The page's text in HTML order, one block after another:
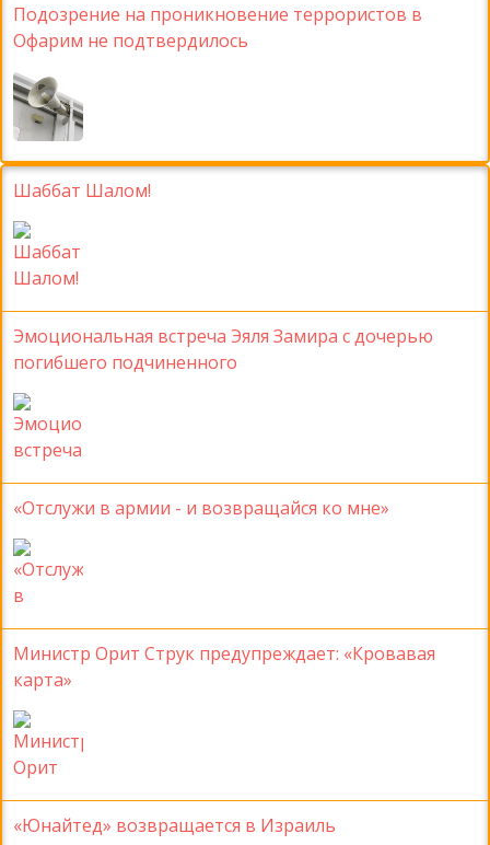
Подозрение на проникновение террористов в
Офарим не подтвердилось
Шаббат Шалом!
Эмоциональная встреча Эяля Замира с дочерью
погибшего подчиненного
«Отслужи в армии - и возвращайся ко мне»
Министр Орит Струк предупреждает: «Кровавая
карта»
«Юнайтед» возвращается в Израиль